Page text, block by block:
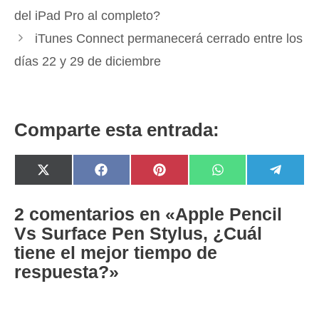
del iPad Pro al completo?
iTunes Connect permanecerá cerrado entre los
días 22 y 29 de diciembre
Comparte esta entrada:
Compartir
en
X
(
w
i
t
t
e
r
)
Compartir
en
F
a
e
b
o
k
Compartir
en
P
i
e
r
e
s
Compartir
en
W
h
s
A
p
en
e
e
g
2 comentarios en «Apple Pencil
Vs Surface Pen Stylus, ¿Cuál
tiene el mejor tiempo de
respuesta?»